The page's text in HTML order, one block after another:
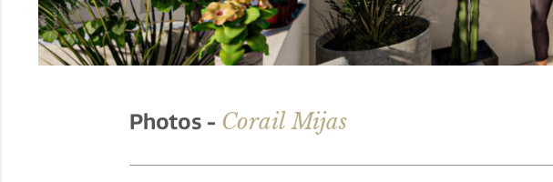
Photos - Corail Mijas